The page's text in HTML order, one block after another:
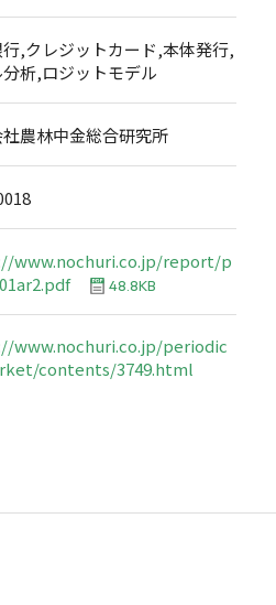
,クレジットカード,本体発行,
析,ロジットモデル
社農林中金総合研究所
www.nochuri.co.jp/report/p
48.8KB
www.nochuri.co.jp/periodic
contents/3749.html